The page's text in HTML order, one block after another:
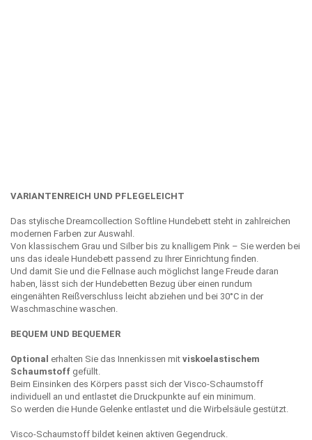
VARIANTENREICH UND PFLEGELEICHT
Das stylische Dreamcollection Softline Hundebett steht in zahlreichen
modernen Farben zur Auswahl.
Von klassischem Grau und Silber bis zu knalligem Pink – Sie werden bei
uns das ideale Hundebett passend zu Ihrer Einrichtung finden.
Und damit Sie und die Fellnase auch möglichst lange Freude daran
haben, lässt sich der Hundebetten Bezug über einen rundum
eingenähten Reißverschluss leicht abziehen und bei 30°C in der
Waschmaschine waschen.
BEQUEM UND BEQUEMER
Optional erhalten Sie das Innenkissen mit viskoelastischem
Schaumstoff gefüllt.
Beim Einsinken des Körpers passt sich der Visco-Schaumstoff
individuell an und entlastet die Druckpunkte auf ein minimum.
So werden die Hunde Gelenke entlastet und die Wirbelsäule gestützt.
Visco-Schaumstoff bildet keinen aktiven Gegendruck.